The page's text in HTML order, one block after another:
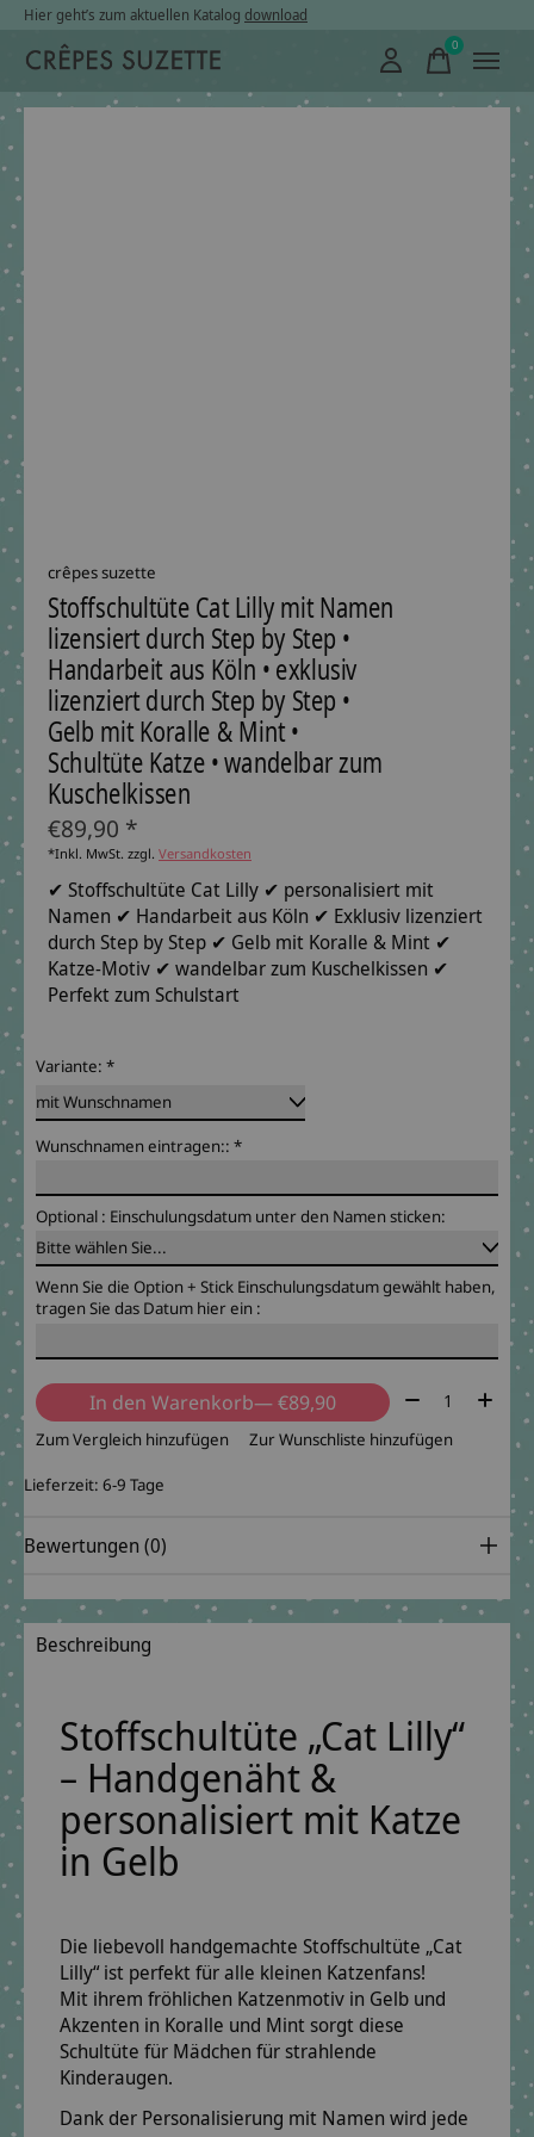
Hier geht’s zum aktuellen Katalog download
0items
crêpes suzette
Stoffschultüte Cat Lilly mit Namen
lizensiert durch Step by Step •
Handarbeit aus Köln • exklusiv
lizenziert durch Step by Step •
Gelb mit Koralle & Mint •
Schultüte Katze • wandelbar zum
Kuschelkissen
€89,90 *
*Inkl. MwSt. zzgl. Versandkosten
✔ Stoffschultüte Cat Lilly ✔ personalisiert mit
Namen ✔ Handarbeit aus Köln ✔ Exklusiv lizenziert
durch Step by Step ✔ Gelb mit Koralle & Mint ✔
Katze-Motiv ✔ wandelbar zum Kuschelkissen ✔
Perfekt zum Schulstart
Variante: *
Wunschnamen eintragen:: *
Optional : Einschulungsdatum unter den Namen sticken:
Wenn Sie die Option + Stick Einschulungsdatum gewählt haben,
tragen Sie das Datum hier ein :
In den Warenkorb — €89,90 Menge:
Zum Vergleich hinzufügen Zur Wunschliste hinzufügen
Lieferzeit: 6-9 Tage
Bewertungen (0)
Beschreibung
Stoffschultüte „Cat Lilly“
– Handgenäht &
personalisiert mit Katze
in Gelb
Die liebevoll handgemachte Stoffschultüte „Cat
Lilly“ist perfekt für alle kleinen Katzenfans!
Mit ihrem fröhlichen Katzenmotiv in Gelb und
Akzenten in Koralle und Mint sorgt diese
Schultüte für Mädchen für strahlende
Kinderaugen.
Dank der Personalisierung mit Namen wird jede